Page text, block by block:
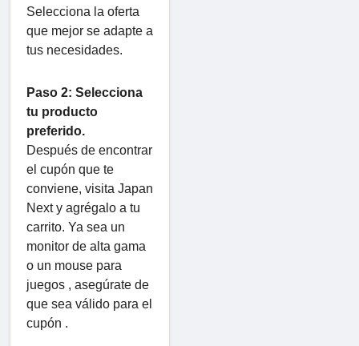
Selecciona la oferta
que mejor se adapte a
tus necesidades.
Paso 2: Selecciona
tu producto
preferido.
Después de encontrar
el cupón que te
conviene, visita Japan
Next y agrégalo a tu
carrito. Ya sea un
monitor de alta gama
o un mouse para
juegos , asegúrate de
que sea válido para el
cupón .